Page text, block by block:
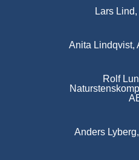
Lars
Anita Lindqvist,
Rolf
Anders